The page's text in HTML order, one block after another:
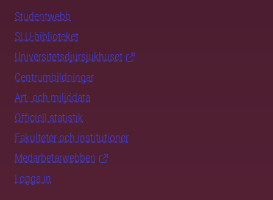
Studentwebb
SLU-biblioteket
Universitetsdjursjukhuset
Centrumbildningar
Art- och miljödata
Officiell statistik
Fakulteter och institutioner
Medarbetarwebben
Logga in